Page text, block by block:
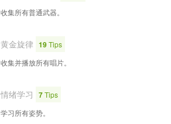
收集所有普通武器。
黄金旋律 19Tips
收集并播放所有唱片。
情绪学习 7Tips
学习所有姿势。